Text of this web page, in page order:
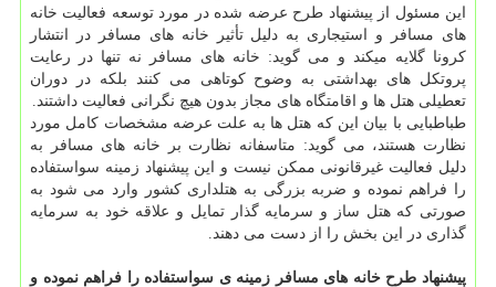
این مسئول از پیشنهاد طرح عرضه شده در مورد توسعه فعالیت خانه
های مسافر و استیجاری به دلیل تأثیر خانه های مسافر در انتشار
کرونا گلایه می‎کند و می گوید: خانه های مسافر نه تنها در رعایت
پروتکل های بهداشتی به وضوح کوتاهی می کنند بلکه در دوران
تعطیلی هتل ها و اقامتگاه های مجاز بدون هیچ نگرانی فعالیت داشتند.
طباطبایی با بیان این که هتل ها به علت عرضه مشخصات کامل مورد
نظارت هستند، می گوید: متاسفانه نظارت بر خانه های مسافر به
دلیل فعالیت غیرقانونی ممکن نیست و این پیشنهاد زمینه سواستفاده
را فراهم نموده و ضربه بزرگی به هتلداری کشور وارد می شود به
صورتی که هتل ساز و سرمایه گذار تمایل و علاقه خود به سرمایه
گذاری در این بخش را از دست می دهند.
پیشنهاد طرح خانه های مسافر زمینه ی سواستفاده را فراهم نموده و